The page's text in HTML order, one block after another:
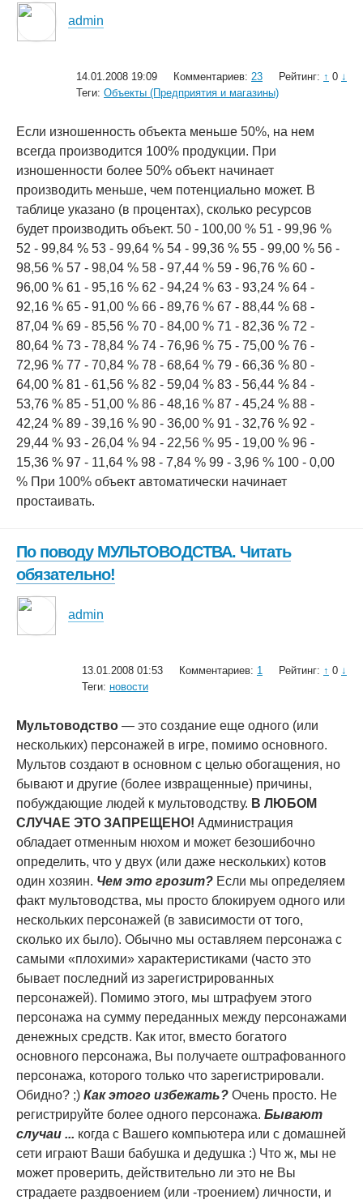
admin
14.01.2008 19:09 Комментариев: 23 Рейтинг: ↑ 0 ↓
Теги: Объекты (Предприятия и магазины)
Если изношенность объекта меньше 50%, на нем
всегда производится 100% продукции. При
изношенности более 50% объект начинает
производить меньше, чем потенциально может. В
таблице указано (в процентах), сколько ресурсов
будет производить объект. 50 - 100,00 % 51 - 99,96 %
52 - 99,84 % 53 - 99,64 % 54 - 99,36 % 55 - 99,00 % 56 -
98,56 % 57 - 98,04 % 58 - 97,44 % 59 - 96,76 % 60 -
96,00 % 61 - 95,16 % 62 - 94,24 % 63 - 93,24 % 64 -
92,16 % 65 - 91,00 % 66 - 89,76 % 67 - 88,44 % 68 -
87,04 % 69 - 85,56 % 70 - 84,00 % 71 - 82,36 % 72 -
80,64 % 73 - 78,84 % 74 - 76,96 % 75 - 75,00 % 76 -
72,96 % 77 - 70,84 % 78 - 68,64 % 79 - 66,36 % 80 -
64,00 % 81 - 61,56 % 82 - 59,04 % 83 - 56,44 % 84 -
53,76 % 85 - 51,00 % 86 - 48,16 % 87 - 45,24 % 88 -
42,24 % 89 - 39,16 % 90 - 36,00 % 91 - 32,76 % 92 -
29,44 % 93 - 26,04 % 94 - 22,56 % 95 - 19,00 % 96 -
15,36 % 97 - 11,64 % 98 - 7,84 % 99 - 3,96 % 100 - 0,00
% При 100% объект автоматически начинает
простаивать.
По поводу МУЛЬТОВОДСТВА. Читать
обязательно!
admin
13.01.2008 01:53 Комментариев: 1 Рейтинг: ↑ 0 ↓
Теги: новости
Мультоводство — это создание еще одного (или
нескольких) персонажей в игре, помимо основного.
Мультов создают в основном с целью обогащения, но
бывают и другие (более извращенные) причины,
побуждающие людей к мультоводству. В ЛЮБОМ
СЛУЧАЕ ЭТО ЗАПРЕЩЕНО! Администрация
обладает отменным нюхом и может безошибочно
определить, что у двух (или даже нескольких) котов
один хозяин. Чем это грозит? Если мы определяем
факт мультоводства, мы просто блокируем одного или
нескольких персонажей (в зависимости от того,
сколько их было). Обычно мы оставляем персонажа с
самыми «плохими» характеристиками (часто это
бывает последний из зарегистрированных
персонажей). Помимо этого, мы штрафуем этого
персонажа на сумму переданных между персонажами
денежных средств. Как итог, вместо богатого
основного персонажа, Вы получаете оштрафованного
персонажа, которого только что зарегистрировали.
Обидно? ;) Как этого избежать? Очень просто. Не
регистрируйте более одного персонажа. Бывают
случаи ... когда с Вашего компьютера или с домашней
сети играют Ваши бабушка и дедушка :) Что ж, мы не
может проверить, действительно ли это не Вы
страдаете раздвоением (или -троением) личности, и